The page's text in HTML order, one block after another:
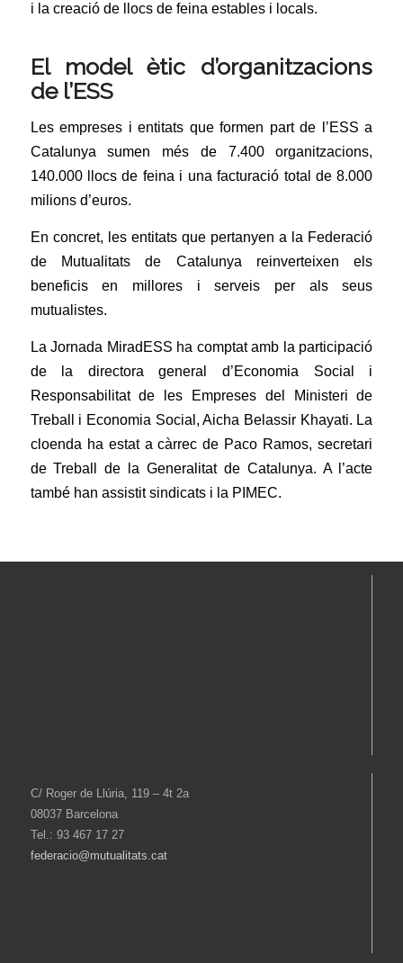
i la creació de llocs de feina estables i locals.
El model ètic d’organitzacions
de l’ESS
Les empreses i entitats que formen part de l’ESS a
Catalunya sumen més de 7.400 organitzacions,
140.000 llocs de feina i una facturació total de 8.000
milions d’euros.
En concret, les entitats que pertanyen a la Federació
de Mutualitats de Catalunya reinverteixen els
beneficis en millores i serveis per als seus
mutualistes.
La Jornada MiradESS ha comptat amb la participació
de la directora general d’Economia Social i
Responsabilitat de les Empreses del Ministeri de
Treball i Economia Social, Aicha Belassir Khayati. La
cloenda ha estat a càrrec de Paco Ramos, secretari
de Treball de la Generalitat de Catalunya. A l’acte
també han assistit sindicats i la PIMEC.
C/ Roger de Llúria, 119 – 4t 2a
08037 Barcelona
Tel.: 93 467 17 27
federacio@mutualitats.cat